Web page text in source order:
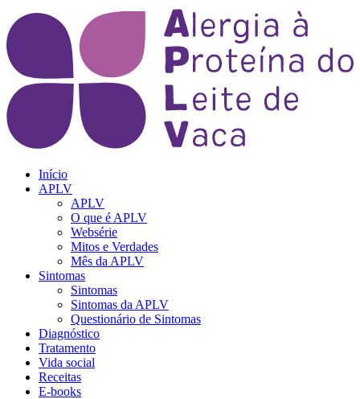
Início
APLV
APLV
O que é APLV
Websérie
Mitos e Verdades
Mês da APLV
Sintomas
Sintomas
Sintomas da APLV
Questionário de Sintomas
Diagnóstico
Tratamento
Vida social
Receitas
E-books